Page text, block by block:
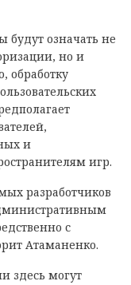
означать не
но и
обработку
и
игр.
разработчиков
с
Атаманенко.
здесь могут